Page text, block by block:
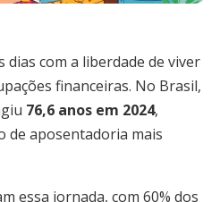
com a liberdade de viver
financeiras. No Brasil,
76,6 anos em 2024,
de aposentadoria mais
essa jornada, com 60% dos